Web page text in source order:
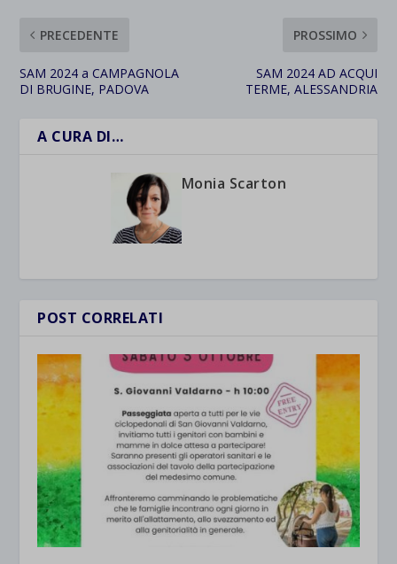
PRECEDENTE
SAM 2024 a CAMPAGNOLA
DI BRUGINE, PADOVA
PROSSIMO
SAM 2024 AD ACQUI
TERME, ALESSANDRIA
A CURA DI…
Monia Scarton
POST CORRELATI